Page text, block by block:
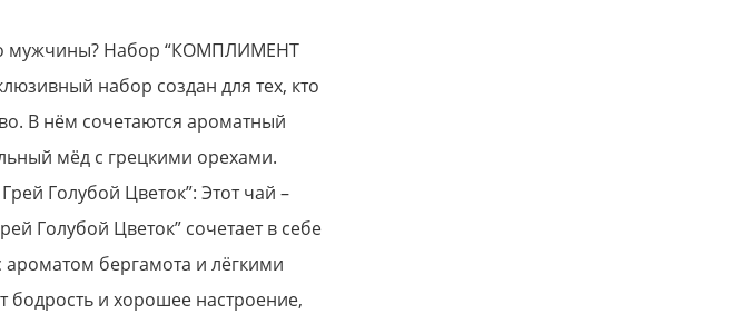
мужчины? Набор “КОМПЛИМЕНТ
набор создан для тех, кто
В нём сочетаются ароматный
мёд с грецкими орехами.
Голубой Цветок”: Этот чай –
Голубой Цветок” сочетает в себе
бергамота и лёгкими
бодрость и хорошее настроение,